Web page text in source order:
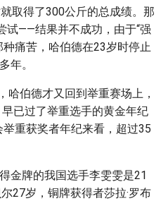
取得了300公斤的总成绩。那
试——结果并不成功，由于“强
痛苦，哈伯德在23岁时停止
年。
哈伯德才又回到举重赛场上，
已过了举重选手的黄金年纪
重获奖者年纪来看，超过35
金牌的我国选手李雯雯是21
27岁，铜牌获得者莎拉·罗布